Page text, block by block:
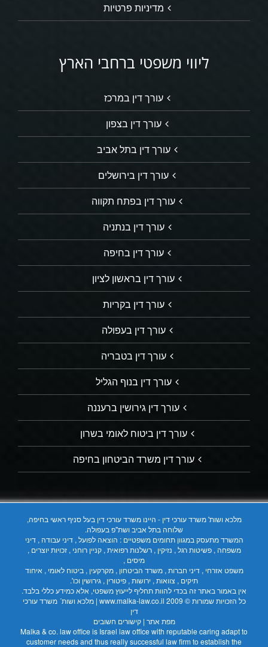
מדיניות פרטיות
ליווי משפטי ברחבי הארץ
עורך דין במרכז
עורך דין בצפון
עורך דין בתל אביב
עורך דין בירושלים
עורך דין בפתח תקווה
עורך דין בנתניה
עורך דין בחיפה
עורך דין בראשון לציון
עורך דין בקריות
עורך דין בעפולה
עורך דין בטבריה
עורך דין בנוף הגליל
עורך דין גירושין ברעננה
עורך דין ביטוח לאומי בשרון
עורך דין משרד הביטחון בחיפה
מלכא ושות' משרד עורכי דין - היינו משרד עורכי דין בעל סניף ראשי בחיפה,
שלוחה בתל אביב ושת"פ בעפולה.
המשרד מתעסק במגוון תחומים משפטיים : הוצאה לפועל , דיני עבודה , דיני
משפחה , פשיטות רגל , נזיקין , רשלנות רפואית , קניין רוחני , זכויות יוצרים ,
מיסים ,
משפט אזרחי , דיני חברות , משרד הביטחון , מקרקעין , ביטוח לאומי , איחוד
תיקים , צוואות , ירושות , פיטורין , גירושין וכו'.
אין באמור באתר זה בכדי להוות תחליף לייעוץ משפטי, אלא כמידע כללי בלבד.
כל הזכויות שמורות © 2009
www.malka-law.co.il | מלכא ושות´ משרד עורכי
דין
מפת אתר |קישורים חשובים
Malka & co. law office is Israel law office with reputable caring adapt to
customer needs and thus really successful law firm to establish the